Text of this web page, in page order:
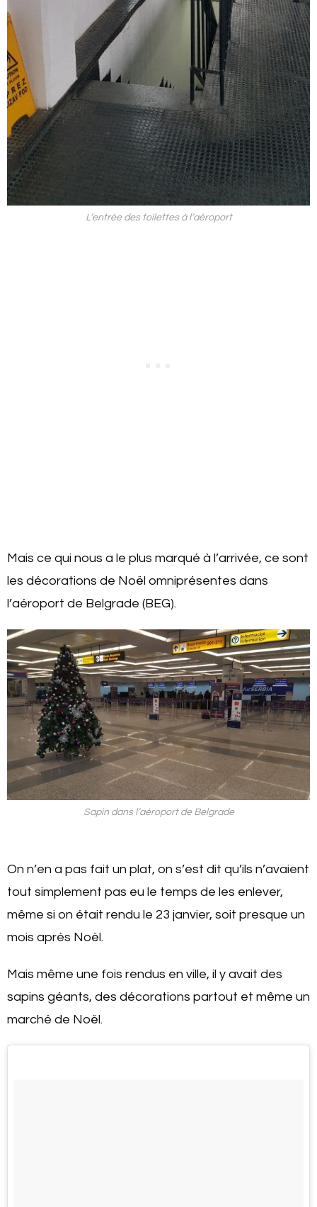
L’entrée des toilettes à l’aéroport
Mais ce qui nous a le plus marqué à l’arrivée, ce sont
les décorations de Noël omniprésentes dans
l’aéroport de Belgrade (BEG).
Sapin dans l’aéroport de Belgrade
On n’en a pas fait un plat, on s’est dit qu’ils n’avaient
tout simplement pas eu le temps de les enlever,
même si on était rendu le 23 janvier, soit presque un
mois après Noël.
Mais même une fois rendus en ville, il y avait des
sapins géants, des décorations partout et même un
marché de Noël.